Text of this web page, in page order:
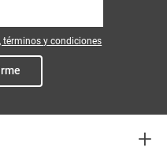
y condiciones
+